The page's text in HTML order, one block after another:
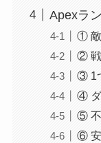
Apexラ
① 敵
② 戦
③ 1
④ ダ
⑤ 不
⑥ 安